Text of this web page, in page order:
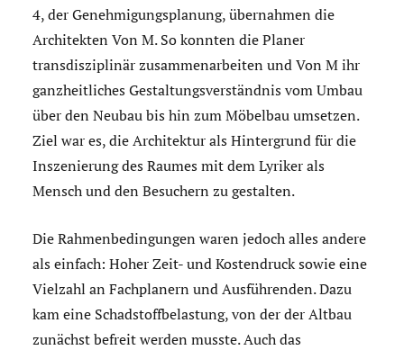
4, der Genehmigungsplanung, übernahmen die
Architekten Von M. So konnten die Planer
transdisziplinär zusammenarbeiten und Von M ihr
ganzheitliches Gestaltungsverständnis vom Umbau
über den Neubau bis hin zum Möbelbau umsetzen.
Ziel war es, die Architektur als Hintergrund für die
Inszenierung des Raumes mit dem Lyriker als
Mensch und den Besuchern zu gestalten.
Die Rahmenbedingungen waren jedoch alles andere
als einfach: Hoher Zeit- und Kostendruck sowie eine
Vielzahl an Fachplanern und Ausführenden. Dazu
kam eine Schadstoffbelastung, von der der Altbau
zunächst befreit werden musste. Auch das